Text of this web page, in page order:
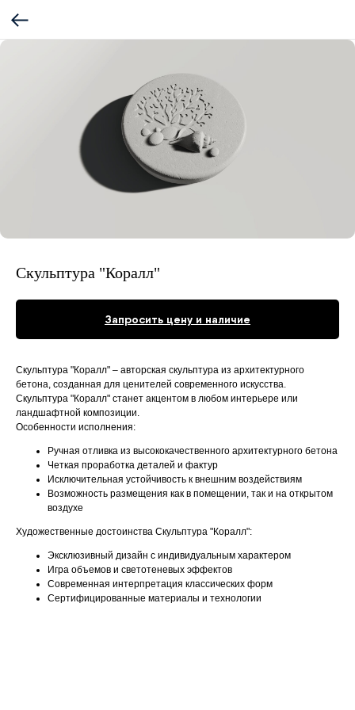
Скульптура "Коралл"
Запросить цену и наличие
Скульптура "Коралл" – авторская скульптура из архитектурного
бетона, созданная для ценителей современного искусства.
Скульптура "Коралл" станет акцентом в любом интерьере или
ландшафтной композиции.
Особенности исполнения:
Ручная отливка из высококачественного архитектурного бетона
Четкая проработка деталей и фактур
Исключительная устойчивость к внешним воздействиям
Возможность размещения как в помещении, так и на открытом
воздухе
Художественные достоинства Скульптура "Коралл":
Эксклюзивный дизайн с индивидуальным характером
Игра объемов и светотеневых эффектов
Современная интерпретация классических форм
Сертифицированные материалы и технологии